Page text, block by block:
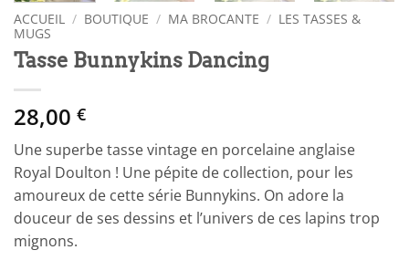
ACCUEIL / BOUTIQUE / MA BROCANTE / LES TASSES &
MUGS
Tasse Bunnykins Dancing
28,00 €
Une superbe tasse vintage en porcelaine anglaise
Royal Doulton ! Une pépite de collection, pour les
amoureux de cette série Bunnykins. On adore la
douceur de ses dessins et l’univers de ces lapins trop
mignons.